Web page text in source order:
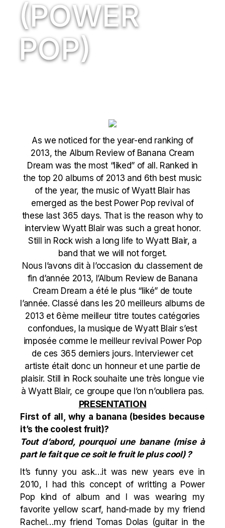
(POWER
POP)
As we noticed for theyear-end ranking of
2013, the Album Review of Banana Cream
Dream was the most “liked” of all. Ranked in
the top 20 albums of 2013 and 6th best music
of the year, the music of Wyatt Blair has
emerged as the best Power Pop revival of
these last 365 days. That is the reason why to
interview Wyatt Blair was such a great honor.
Still in Rock wish a long life to Wyatt Blair, a
band that we will not forget.
Nous l’avons dit à l’occasion du classement de
fin d’année 2013, l’Album Review de Banana
Cream Dream a été le plus “liké” de toute
l’année. Classé dans les 20 meilleurs albums de
2013 et 6ème meilleur titre toutes catégories
confondues, la musique de Wyatt Blair s’est
imposée comme le meilleur revival Power Pop
de ces 365 derniers jours. Interviewer cet
artiste était donc un honneur et une partie de
plaisir. Still in Rock souhaite une très longue vie
à Wyatt Blair, ce groupe que l’on n’oubliera pas.
PRESENTATION
First of all, why a banana (besides because
it’s the coolest fruit)?
Tout d’abord, pourquoi une banane (mise à
part le fait que ce soit le fruit le plus cool) ?
It’s funny you ask…it was new years eve in
2010, I had this concept of writting a Power
Pop kind of album and I was wearing my
favorite yellow scarf, hand-made by my friend
Rachel…my friend Tomas Dolas (guitar in the